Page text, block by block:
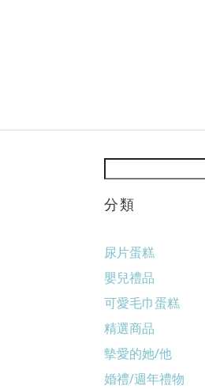
分類
尿片蛋糕
嬰兒禮品
可愛毛巾蛋糕
精選商品
摰愛的她/他
婚禮/週年禮物